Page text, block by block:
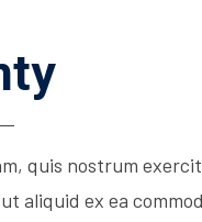
quis nostrum
aliquid ex ea